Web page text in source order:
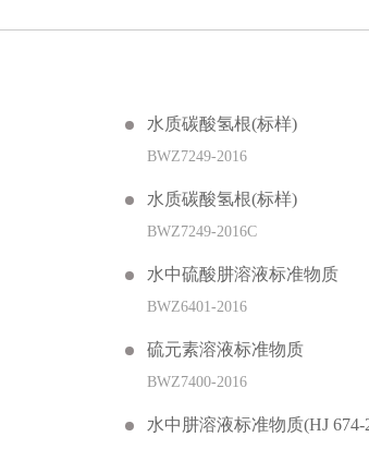
水质碳酸氢根(标样)
BWZ7249-2016
水质碳酸氢根(标样)
BWZ7249-2016C
水中硫酸肼溶液标准物质
BWZ6401-2016
硫元素溶液标准物质
BWZ7400-2016
水中肼溶液标准物质(HJ 674-